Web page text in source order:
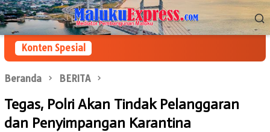
Loncat
ke
konten
Menu
Mobile
Konten Spesial
Beranda BERITA
Tegas, Polri Akan Tindak Pelanggaran
dan Penyimpangan Karantina